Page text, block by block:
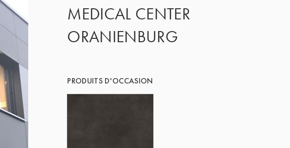
MEDICAL CENTER
ORANIENBURG
PRODUITS D'OCCASION